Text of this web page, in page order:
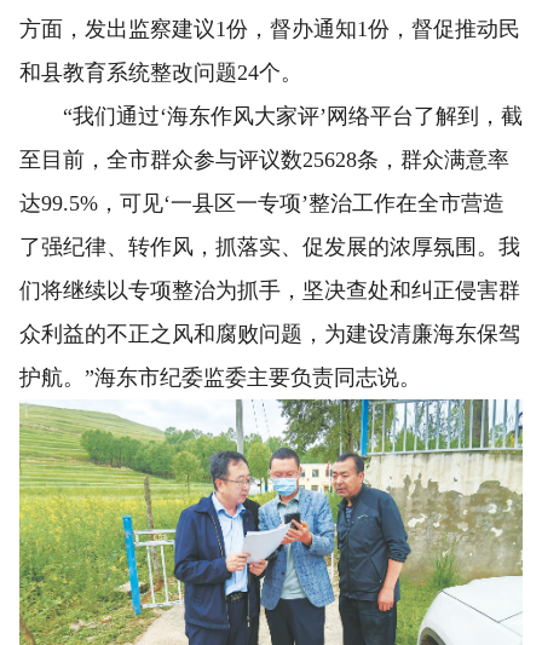
方面，发出监察建议1份，督办通知1份，督促推动民
和县教育系统整改问题24个。
“我们通过‘海东作风大家评’网络平台了解到，截
至目前，全市群众参与评议数25628条，群众满意率
达99.5%，可见‘一县区一专项’整治工作在全市营造
了强纪律、转作风，抓落实、促发展的浓厚氛围。我
们将继续以专项整治为抓手，坚决查处和纠正侵害群
众利益的不正之风和腐败问题，为建设清廉海东保驾
护航。”海东市纪委监委主要负责同志说。